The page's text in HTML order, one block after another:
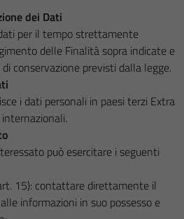
dei Dati
per il tempo strettamente
delle Finalità sopra indicate e
conservazione previsti dalla legge.
i dati personali in paesi terzi Extra
può esercitare i seguenti
15): contattare direttamente il
informazioni in suo possesso e